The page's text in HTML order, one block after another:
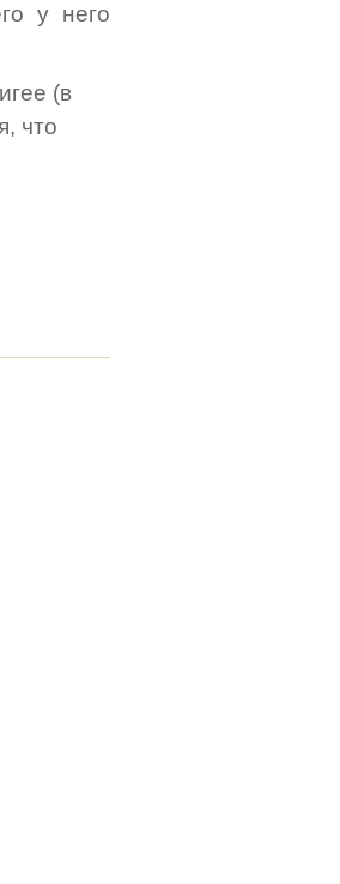
у него
(в
что